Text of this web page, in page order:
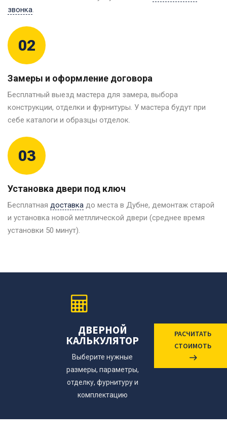
звонка.
02
Замеры и оформление договора
Бесплатный выезд мастера для замера, выбора
конструкции, отделки и фурнитуры. У мастера будут при
себе каталоги и образцы отделок.
03
Установка двери под ключ
Бесплатная доставка до места в Дубне, демонтаж старой
и установка новой метллической двери (среднее время
установки 50 минут).
ДВЕРНОЙ
КАЛЬКУЛЯТОР
Выберите нужные
размеры, параметры,
отделку, фурнитуру и
комплектацию
РАСЧИТАТЬ
СТОИМОТЬ